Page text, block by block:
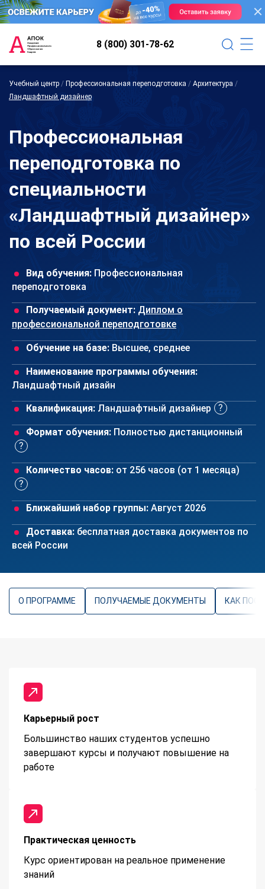
8 (800) 301-78-62
Учебный центр / Профессиональная переподготовка / Архитектура /
Ландшафтный дизайнер
Профессиональная
переподготовка по
специальности
«Ландшафтный дизайнер»
по всей России
Вид обучения: Профессиональная
переподготовка
Получаемый документ: Диплом о
профессиональной переподготовке
Обучение на базе: Высшее, среднее
Наименование программы обучения:
Ландшафтный дизайн
Квалификация: Ландшафтный дизайнер
Формат обучения: Полностью дистанционный
Количество часов: от 256 часов (от 1 месяца)
Ближайший набор группы: Август 2026
Доставка: бесплатная доставка документов по
всей России
О ПРОГРАММЕ ПОЛУЧАЕМЫЕ ДОКУМЕНТЫ КАК
Карьерный рост
Большинство наших студентов успешно
завершают курсы и получают повышение на
работе
Практическая ценность
Курс ориентирован на реальное применение
знаний